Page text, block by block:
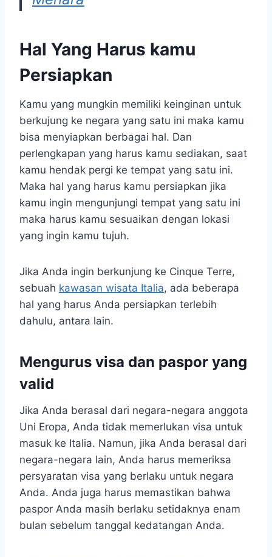
Hal Yang Harus kamu
Persiapkan
Kamu yang mungkin memiliki keinginan untuk
berkujung ke negara yang satu ini maka kamu
bisa menyiapkan berbagai hal. Dan
perlengkapan yang harus kamu sediakan, saat
kamu hendak pergi ke tempat yang satu ini.
Maka hal yang harus kamu persiapkan jika
kamu ingin mengunjungi tempat yang satu ini
maka harus kamu sesuaikan dengan lokasi
yang ingin kamu tujuh.
Jika Anda ingin berkunjung ke Cinque Terre,
sebuah kawasan wisata Italia, ada beberapa
hal yang harus Anda persiapkan terlebih
dahulu, antara lain.
Mengurus visa dan paspor yang
valid
Jika Anda berasal dari negara-negara anggota
Uni Eropa, Anda tidak memerlukan visa untuk
masuk ke Italia. Namun, jika Anda berasal dari
negara-negara lain, Anda harus memeriksa
persyaratan visa yang berlaku untuk negara
Anda. Anda juga harus memastikan bahwa
paspor Anda masih berlaku setidaknya enam
bulan sebelum tanggal kedatangan Anda.